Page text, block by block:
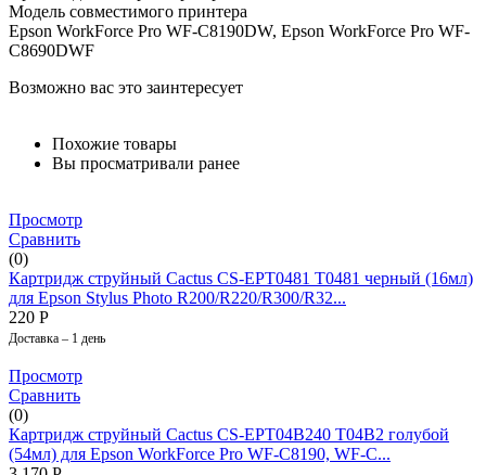
Модель совместимого принтера
Epson WorkForce Pro WF-C8190DW, Epson WorkForce Pro WF-
C8690DWF
Возможно вас это заинтересует
Похожие товары
Вы просматривали ранее
Просмотр
Сравнить
(0)
Картридж струйный Cactus CS-EPT0481 T0481 черный (16мл)
для Epson Stylus Photo R200/R220/R300/R32...
220 Р
Доставка – 1 день
Просмотр
Сравнить
(0)
Картридж струйный Cactus CS-EPT04B240 T04B2 голубой
(54мл) для Epson WorkForce Pro WF-C8190, WF-C...